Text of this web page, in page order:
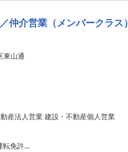
仲介営業（メンバークラス）
東山通
産法人営業 建設・不動産個人営業
転免許